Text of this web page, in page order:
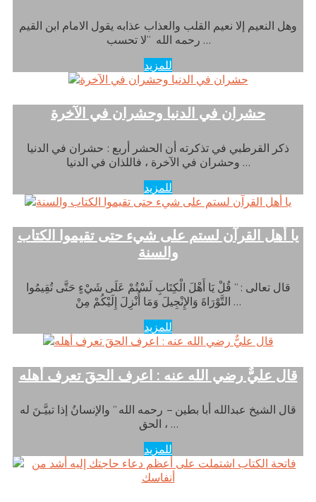
وهل النعيم إلا نعيم القلب والعذاب عذابه يقول الامام ابن القيم
رحمه الله “لا تحسب …
للمزيد
حشران في الدنيا وحشران في الآخرة
ذكر القرطبي في تذكرته أن الحشر أربع : حشران في الدنيا
وحشران في الآخرة ، فاللذان في الدنيا …
للمزيد
يا أهل القرآن لستم على شيء حتى تقيموا الكتاب
والسنة
قال تعالى : ” قُلْ يَا أَهْلَ الْكِتَابِ لَسْتُمْ عَلَى شَيْءٍ حَتَّى تُقِيمُوا
التَّوْرَاةَ وَالإِنْجِيلَ وَمَا أُنْزِلَ إِلَيْكُمْ مِنْ …
للمزيد
قال عليٌّ رضي الله عنه : اعرف الحقَ تعرف أهله
قال الشيخ عبدالله أبا بطين – رحمه الله ” والإنسانُ إذا تبيَّـنَ له
الحق ، …
للمزيد